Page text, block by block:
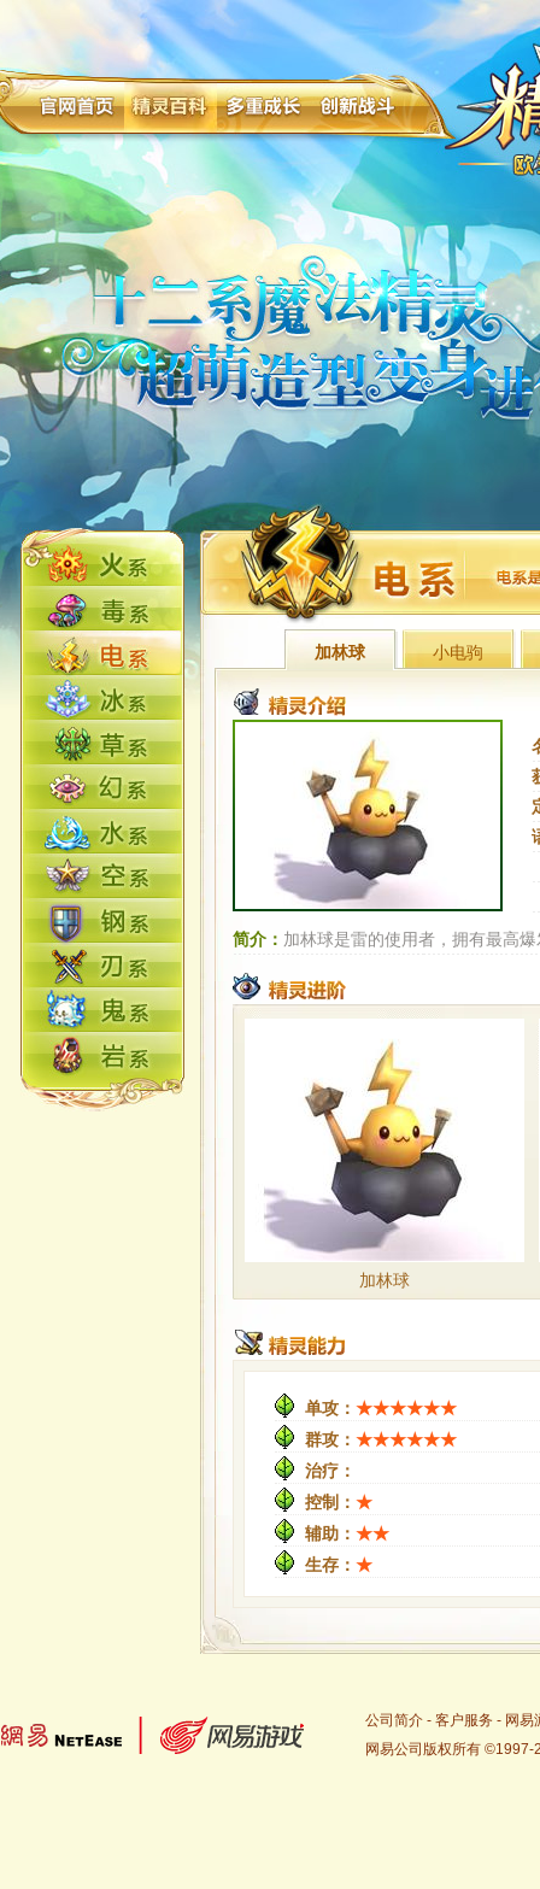
加林球 小电驹
简介： 加林球是雷的使用者，拥有最高
加林球
单攻： ★★★★★★
群攻： ★★★★★★
治疗：
控制： ★
辅助： ★★
生存： ★
公司简介 - 客户服务 - 网易
网易公司版权所有